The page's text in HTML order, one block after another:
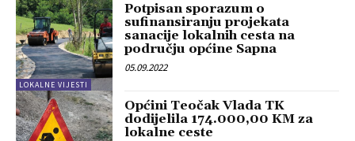
LOKALNE VIJESTI
Potpisan sporazum o
sufinansiranju projekata
sanacije lokalnih cesta na
području općine Sapna
05.09.2022
Općini Teočak Vlada TK
dodijelila 174.000,00 KM za
lokalne ceste